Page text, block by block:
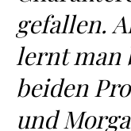
gefallen.
lernt man
beiden
und